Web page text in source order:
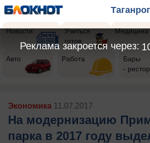
Таганрог
Новости
Учиться
готов
Медицина
Авто Работа
Бары
-
Экономика 11.07.2017
На модернизацию
парка в 2017 году
7
Реклама закроется через: